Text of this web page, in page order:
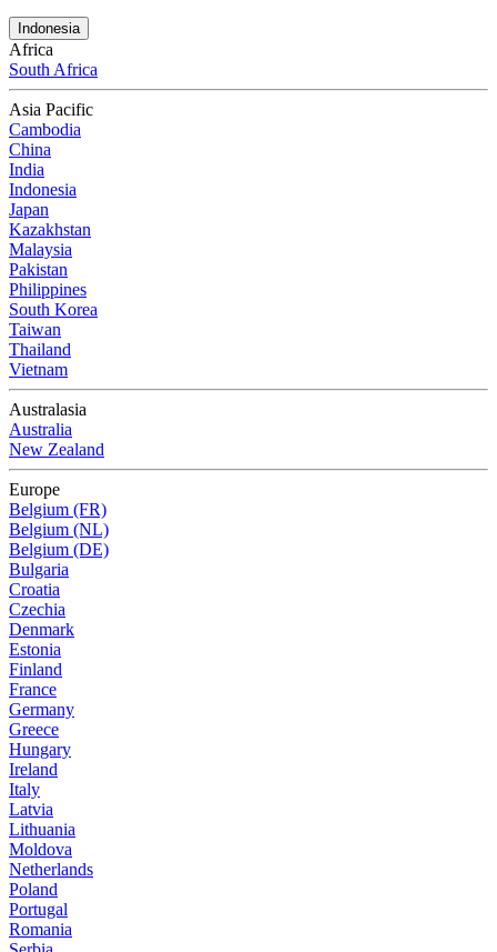
Indonesia
Africa
South Africa
Asia Pacific
Cambodia
China
India
Indonesia
Japan
Kazakhstan
Malaysia
Pakistan
Philippines
South Korea
Taiwan
Thailand
Vietnam
Australasia
Australia
New Zealand
Europe
Belgium (FR)
Belgium (NL)
Belgium (DE)
Bulgaria
Croatia
Czechia
Denmark
Estonia
Finland
France
Germany
Greece
Hungary
Ireland
Italy
Latvia
Lithuania
Moldova
Netherlands
Poland
Portugal
Romania